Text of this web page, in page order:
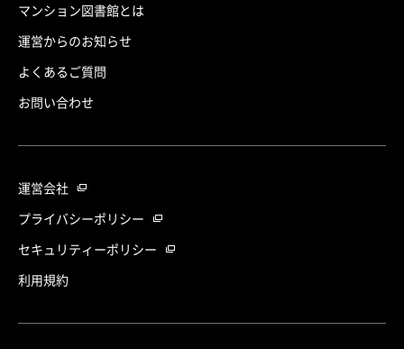
マンション図書館とは
運営からのお知らせ
よくあるご質問
お問い合わせ
運営会社
プライバシーポリシー
セキュリティーポリシー
利用規約